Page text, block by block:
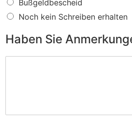
s
t
o
ß
w
c
h
e
S
Bußgeldbescheid
Noch kein Schreiben erhalten
Haben Sie